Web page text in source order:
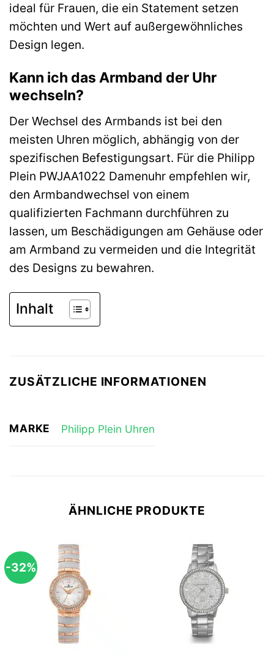
ideal für Frauen, die ein Statement setzen
möchten und Wert auf außergewöhnliches
Design legen.
Kann ich das Armband der Uhr
wechseln?
Der Wechsel des Armbands ist bei den
meisten Uhren möglich, abhängig von der
spezifischen Befestigungsart. Für die Philipp
Plein PWJAA1022 Damenuhr empfehlen wir,
den Armbandwechsel von einem
qualifizierten Fachmann durchführen zu
lassen, um Beschädigungen am Gehäuse oder
am Armband zu vermeiden und die Integrität
des Designs zu bewahren.
Inhalt
ZUSÄTZLICHE INFORMATIONEN
MARKE Philipp Plein Uhren
ÄHNLICHE PRODUKTE
-32%